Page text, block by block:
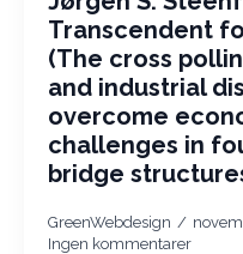
Transcendent
(The cross
and industrial
overcome
challenges in
bridge
GreenWebdesign
Ingen kommentarer